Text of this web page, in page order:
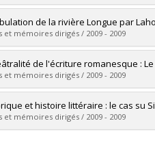
obtenu :M.A.
le document dans Papyrus
:Letendre, Daniel
Maîtrise
obtenu :M.A.
le document dans Papyrus
de la rivière Longue par
et mémoires dirigés / 2009 - 2009
: Rioux, Jean-Philippe
Maîtrise
obtenu :M.A.
le document dans Papyrus
de l'écriture romanesque :
et mémoires dirigés / 2009 - 2009
:Poulin, Maria-Clara
Maîtrise
obtenu :M.A.
et histoire littéraire : le cas su
et mémoires dirigés / 2009 - 2009